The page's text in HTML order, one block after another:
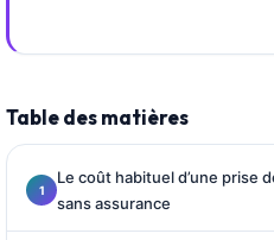
Table des matières
Le coût habituel d’une prise
sans assurance